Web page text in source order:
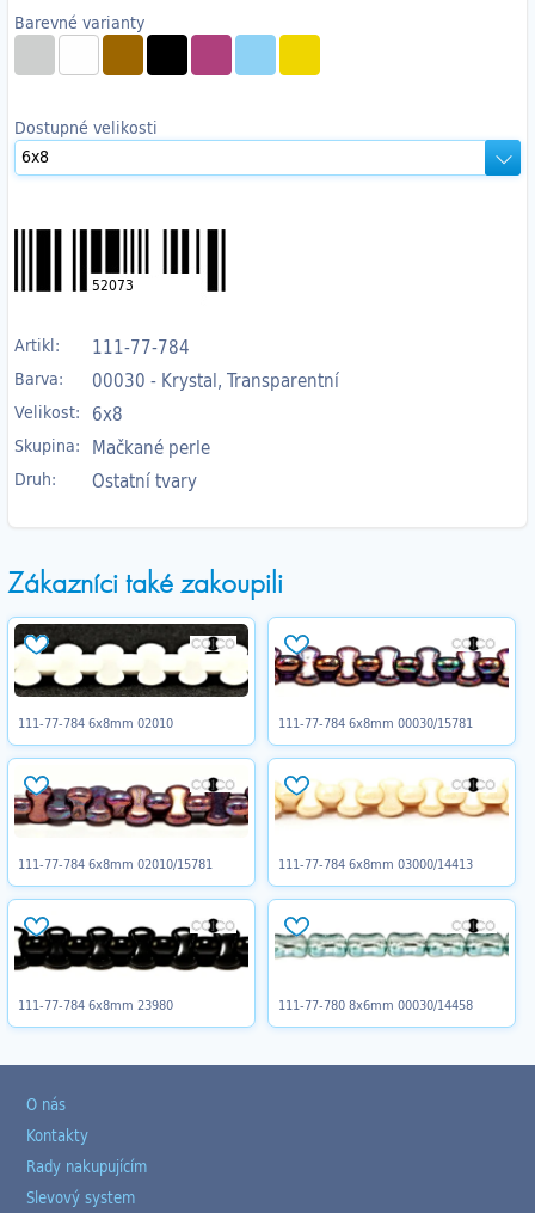
Barevné varianty
Dostupné velikosti
52073
Artikl: 111-77-784
Barva: 00030 - Krystal, Transparentní
Velikost: 6x8
Skupina: Mačkané perle
Druh: Ostatní tvary
Zákazníci také zakoupili
111-77-784 6x8mm 02010 111-77-784 6x8mm 00030/15781
111-77-784 6x8mm 02010/15781 111-77-784 6x8mm 03000/14413
111-77-784 6x8mm 23980 111-77-780 8x6mm 00030/14458
O nás
Kontakty
Rady nakupujícím
Slevový system